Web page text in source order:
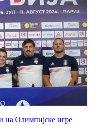
на Олимпијске игре